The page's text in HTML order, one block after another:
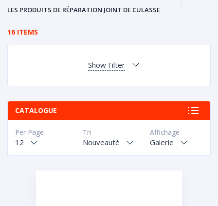
LES PRODUITS DE RÉPARATION JOINT DE CULASSE
16 ITEMS
Show Filter
CATALOGUE
Affichage
Galerie
Tri
Nouveauté
Per Page
12